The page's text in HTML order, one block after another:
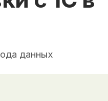
данных